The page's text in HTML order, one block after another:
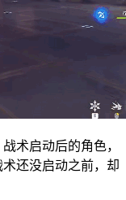
术启动后的角色，
还没启动之前，却